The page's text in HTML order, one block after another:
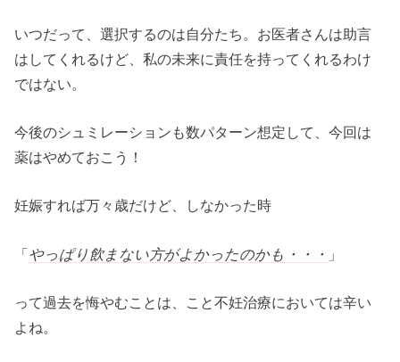
いつだって、選択するのは自分たち。お医者さんは助言
はしてくれるけど、私の未来に責任を持ってくれるわけ
ではない。
今後のシュミレーションも数パターン想定して、今回は
薬はやめておこう！
妊娠すれば万々歳だけど、しなかった時
「やっぱり飲まない方がよかったのかも・・・ 」
って過去を悔やむことは、こと不妊治療においては辛い
よね。